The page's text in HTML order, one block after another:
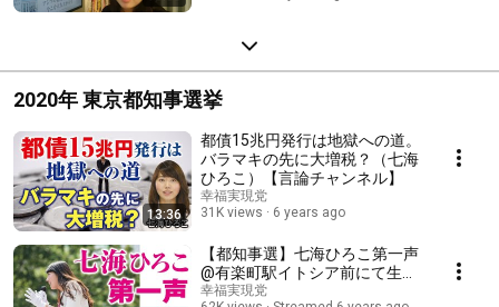
2020年 東京都知事選挙
13:36
都債15兆円発行は地獄への道。
バラマキの先に大増税？（七海
ひろこ）【言論チャンネル】
幸福実現党
31K views
6 years ago
【都知事選】七海ひろこ第一声
@有楽町駅イトシア前にて生配
信！
幸福実現党